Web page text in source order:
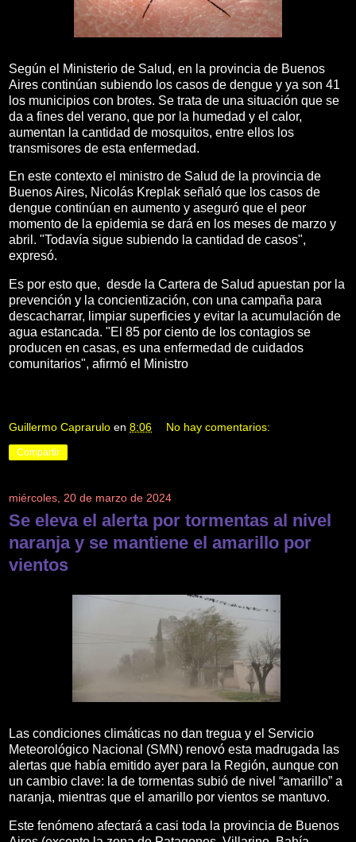
Según el Ministerio de Salud, en la provincia de Buenos
Aires continúan subiendo los casos de dengue y ya son 41
los municipios con brotes. Se trata de una situación que se
da a fines del verano, que por la humedad y el calor,
aumentan la cantidad de mosquitos, entre ellos los
transmisores de esta enfermedad.
En este contexto el ministro de Salud de la provincia de
Buenos Aires, ​Nicolás Kreplak señaló que los casos de
dengue continúan en aumento y aseguró que el peor
momento de la epidemia se dará en los meses de marzo y
abril. "Todavía sigue subiendo la cantidad de casos",
expresó.
Es por esto que, desde la Cartera de Salud apuestan por la
prevención y la concientización, con una campaña para
descacharrar, limpiar superficies y evitar la acumulación de
agua estancada. "El 85 por ciento de los contagios se
producen en casas, es una enfermedad de cuidados
comunitarios", afirmó el Ministro
Guillermo Caprarulo en 8:06 No hay comentarios:
Compartir
miércoles, 20 de marzo de 2024
Se eleva el alerta por tormentas al nivel
naranja y se mantiene el amarillo por
vientos
Las condiciones climáticas no dan tregua y el Servicio
Meteorológico Nacional (SMN) renovó esta madrugada las
alertas que había emitido ayer para la Región, aunque con
un cambio clave: la de tormentas subió de nivel “amarillo” a
naranja, mientras que el amarillo por vientos se mantuvo.
Este fenómeno afectará a casi toda la provincia de Buenos